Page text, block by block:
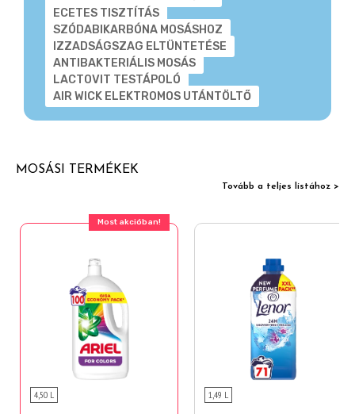
ECETES TISZTÍTÁS
SZÓDABIKARBÓNA MOSÁSHOZ
IZZADSÁGSZAG ELTÜNTETÉSE
ANTIBAKTERIÁLIS MOSÁS
LACTOVIT TESTÁPOLÓ
AIR WICK ELEKTROMOS UTÁNTÖLTŐ
MOSÁSI TERMÉKEK
Tovább a teljes listához >
Most akcióban!
4,50 L 1,49 L